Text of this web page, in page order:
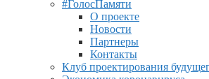
#ГолосПамяти
О проекте
Новости
Партнеры
Контакты
Клуб проектирования